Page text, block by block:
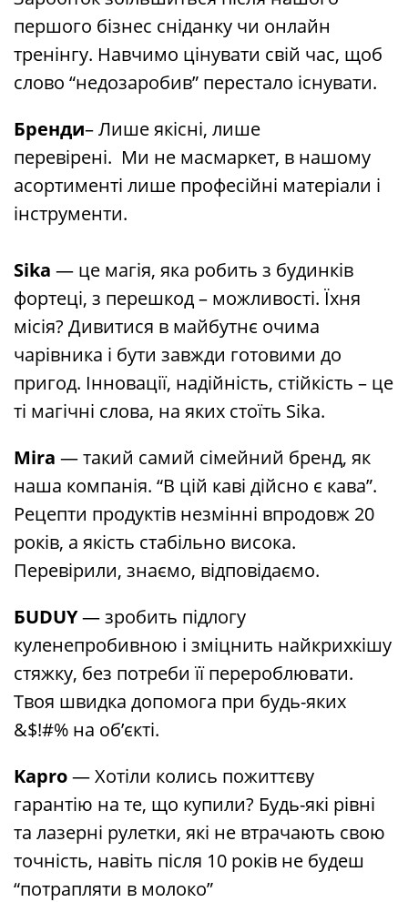
першого бізнес сніданку чи онлайн
тренінгу. Навчимо цінувати свій час, щоб
слово “недозаробив” перестало існувати.
Бренди– Лише якісні, лише
перевірені. Ми не масмаркет, в нашому
асортименті лише професійні матеріали і
інструменти.
Sika — це магія, яка робить з будинків
фортеці, з перешкод – можливості. Їхня
місія? Дивитися в майбутнє очима
чарівника і бути завжди готовими до
пригод. Інновації, надійність, стійкість – це
ті магічні слова, на яких стоїть Sika.
Mira — такий самий сімейний бренд, як
наша компанія. “В цій каві дійсно є кава”.
Рецепти продуктів незмінні впродовж 20
років, а якість стабільно висока.
Перевірили, знаємо, відповідаємо.
БUDUY— зробить підлогу
куленепробивною і зміцнить найкрихкішу
стяжку, без потреби її перероблювати.
Твоя швидка допомога при будь-яких
&$!#% на об’єкті.
Kapro— Хотіли колись пожиттєву
гарантію на те, що купили? Будь-які рівні
та лазерні рулетки, які не втрачають свою
точність, навіть після 10 років не будеш
“потрапляти в молоко”